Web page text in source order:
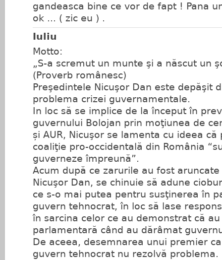
gandeasca bine ce vor de fapt ! Pana
ok ... ( zic eu ) .
Iuliu
Motto:
„S-a scremut un munte şi a născut un
(Proverb românesc)
Preşedintele Nicuşor Dan este depăşit
problema crizei guvernamentale.
In loc să se implice de la început în
guvernului Bolojan prin moţiunea de
și AUR, Nicuşor se lamenta cu ideea
coaliţie pro-occidentală din România
guverneze împreună”.
Acum după ce zarurile au fost
Nicuşor Dan, se chinuie să adune
ce s-o mai putea pentru susţinerea în
guvern tehnocrat, în loc să lase
în sarcina celor ce au demonstrat că
parlamentară când au dărâmat
De aceea, desemnarea unui premier
guvern tehnocrat nu rezolvă